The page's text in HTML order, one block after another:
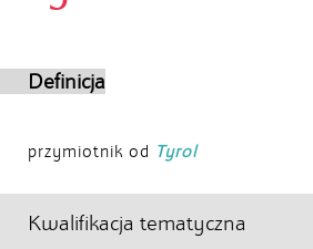
Definicja
przymiotnik od Tyrol
Kwalifikacja tematyczna